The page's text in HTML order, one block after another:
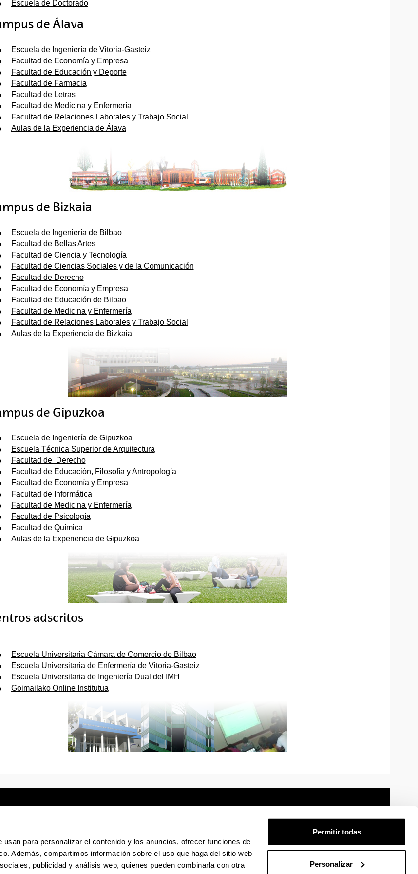
para personalizar el contenido y los anuncios, ofrecer funciones de
Además, compartimos información sobre el uso que haga del sitio web
publicidad y análisis web, quienes pueden combinarla con otra
Permitir todas
Personalizar
Escuela de Doctorado
de Álava
Escuela de Ingeniería de Vitoria-Gasteiz
Facultad de Economía y Empresa
Facultad de Educación y Deporte
Facultad de Farmacia
Facultad de Letras
Facultad de Medicina y Enfermería
Facultad de Relaciones Laborales y Trabajo Social
Aulas de la Experiencia de Álava
de Bizkaia
Escuela de Ingeniería de Bilbao
Facultad de Bellas Artes
Facultad de Ciencia y Tecnología
Facultad de Ciencias Sociales y de la Comunicación
Facultad de Derecho
Facultad de Economía y Empresa
Facultad de Educación de Bilbao
Facultad de Medicina y Enfermería
Facultad de Relaciones Laborales y Trabajo Social
Aulas de la Experiencia de Bizkaia
de Gipuzkoa
Escuela de Ingeniería de Gipuzkoa
Escuela Técnica Superior de Arquitectura
Facultad de Derecho
Facultad de Educación, Filosofía y Antropología
Facultad de Economía y Empresa
Facultad de Informática
Facultad de Medicina y Enfermería
Facultad de Psicología
Facultad de Química
Aulas de la Experiencia de Gipuzkoa
adscritos
Escuela Universitaria Cámara de Comercio de Bilbao
Escuela Universitaria de Enfermería de Vitoria-Gasteiz
Escuela Universitaria de Ingeniería Dual del IMH
Goimailako Online Institutua
Sede electrónica Accesibilidad Información legal Mapa Ayuda Contacto